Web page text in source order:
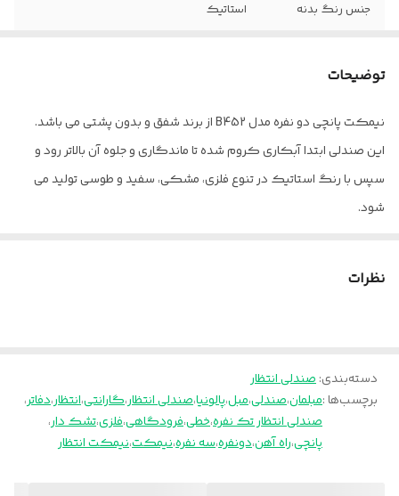
جنس رنگ بدنه استاتیک
کروم براق
ضمانت ۳۶ ماه
توضیحات
نیمکت پانچی دو نفره مدل B452 از برند شفق و بدون پشتی می باشد.
این صندلی ابتدا آبکاری کروم شده تا ماندگاری و جلوه آن بالاتر رود و
سپس با رنگ استاتیک در تنوع فلزی، مشکی، سفید و طوسی تولید می
شود.
نظرات
دسته‌بندی:صندلی انتظار
برچسب‌ها :مبلمان،صندلی،مبل،پالونیا،صندلی انتظار،گارانتی،انتظار،دفاتر،
صندلی انتظار تک نفره،خطی،فرودگاهی،فلزی،تشک دار،
پانچی،راه آهن،دونفره،سه نفره،نیمکت،نیمکت انتظار